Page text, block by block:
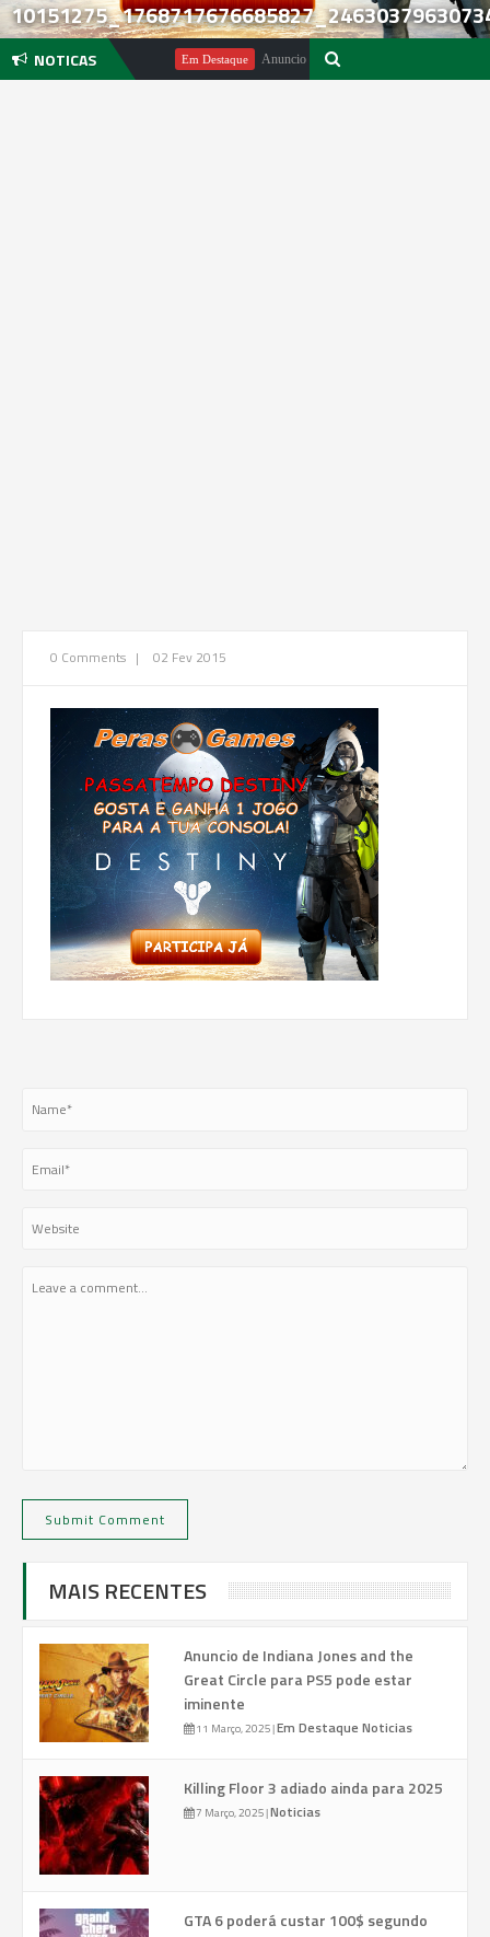
NOTICAS Em Destaque Anuncio de Indiana Jones and the Great Circle para
0 Comments | 02 Fev 2015
MAIS RECENTES
Anuncio de Indiana Jones and the
Great Circle para PS5 pode estar
iminente
11 Março, 2025|Em Destaque Noticias
Killing Floor 3 adiado ainda para 2025
7 Março, 2025|Noticias
GTA 6 poderá custar 100$ segundo